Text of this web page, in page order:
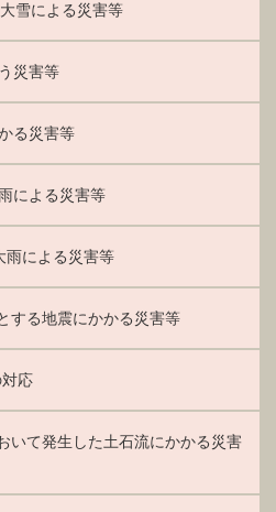
雪による災害等
災害等
る災害等
による災害等
雨による災害等
する地震にかかる災害等
応
いて発生した土石流にかかる災害